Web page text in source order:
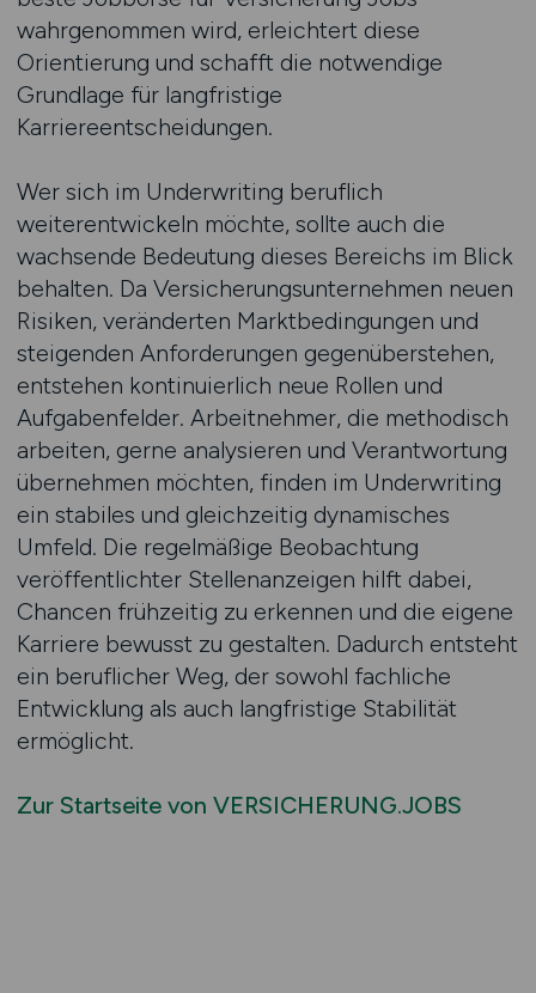
wahrgenommen wird, erleichtert diese
Orientierung und schafft die notwendige
Grundlage für langfristige
Karriereentscheidungen.
Wer sich im Underwriting beruflich
weiterentwickeln möchte, sollte auch die
wachsende Bedeutung dieses Bereichs im Blick
behalten. Da Versicherungsunternehmen neuen
Risiken, veränderten Marktbedingungen und
steigenden Anforderungen gegenüberstehen,
entstehen kontinuierlich neue Rollen und
Aufgabenfelder. Arbeitnehmer, die methodisch
arbeiten, gerne analysieren und Verantwortung
übernehmen möchten, finden im Underwriting
ein stabiles und gleichzeitig dynamisches
Umfeld. Die regelmäßige Beobachtung
veröffentlichter Stellenanzeigen hilft dabei,
Chancen frühzeitig zu erkennen und die eigene
Karriere bewusst zu gestalten. Dadurch entsteht
ein beruflicher Weg, der sowohl fachliche
Entwicklung als auch langfristige Stabilität
ermöglicht.
Zur Startseite von VERSICHERUNG.JOBS